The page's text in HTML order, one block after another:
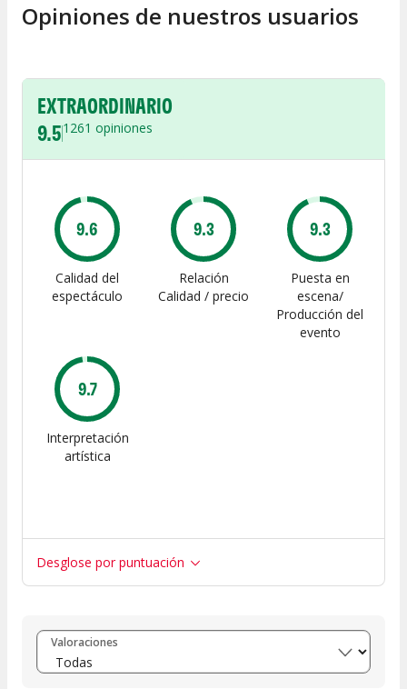
Opiniones de nuestros usuarios
EXTRAORDINARIO
9.51261 opiniones
9.6
Calidad del
espectáculo
9.3
Relación
Calidad / precio
9.3
Puesta en
escena/
Producción del
evento
9.7
Interpretación
artística
Desglose por puntuación
Entre 8 y 10 (1257)
Entre 6 y 8 (68)
Valoraciones